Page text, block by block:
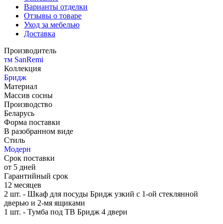
Варианты отделки
Отзывы о товаре
Уход за мебелью
Доставка
Производитель
тм SanRemi
Коллекция
Бридж
Материал
Массив сосны
Производство
Беларусь
Форма поставки
В разобранном виде
Стиль
Модерн
Срок поставки
от 5 дней
Гарантийный срок
12 месяцев
2 шт. - Шкаф для посуды Бридж узкий с 1-ой стеклянной
дверью и 2-мя ящиками
1 шт. - Тумба под ТВ Бридж 4 двери